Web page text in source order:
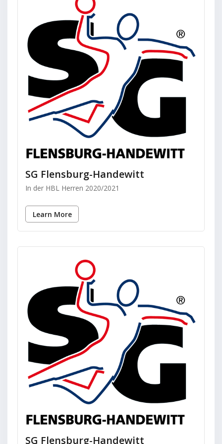
SG Flensburg-Handewitt
In der HBL Herren 2020/2021
Learn More
SG Flensburg-Handewitt